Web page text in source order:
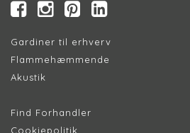
Gardiner til erhverv
Flammehæmmende
Akustik
Find Forhandler
Cookiepolitik